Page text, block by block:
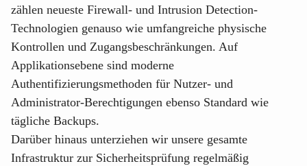
zählen neueste Firewall- und Intrusion Detection-
Technologien genauso wie umfangreiche physische
Kontrollen und Zugangsbeschränkungen. Auf
Applikationsebene sind moderne
Authentifizierungsmethoden für Nutzer- und
Administrator-Berechtigungen ebenso Standard wie
tägliche Backups.
Darüber hinaus unterziehen wir unsere gesamte
Infrastruktur zur Sicherheitsprüfung regelmäßig